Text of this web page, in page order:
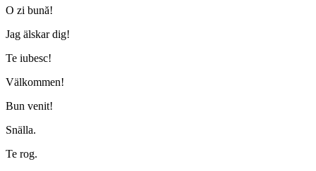
O zi bună!
Jag älskar dig!
Te iubesc!
Välkommen!
Bun venit!
Snälla.
Te rog.